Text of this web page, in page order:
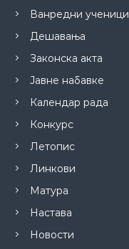
Ванредни ученици
Дешавања
Законска акта
Јавне набавке
Календар рада
Конкурс
Летопис
Линкови
Матура
Настава
Новости